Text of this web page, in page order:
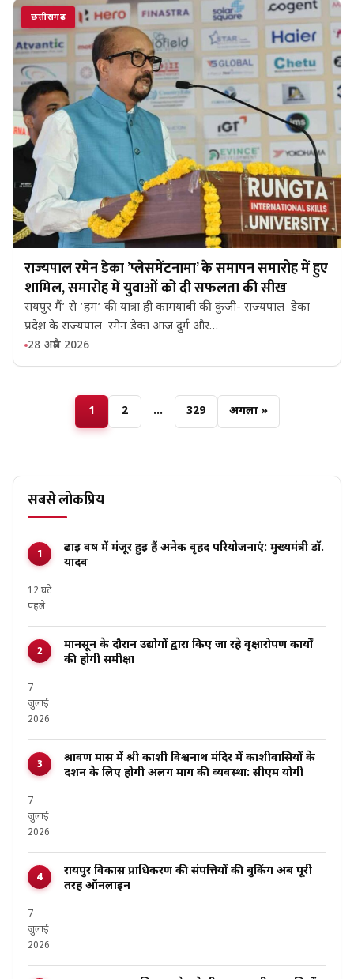
छत्तीसगढ़
राज्यपाल रमेन डेका ’प्लेसमेंटनामा’ के समापन समारोह में हुए
शामिल, समारोह में युवाओं को दी सफलता की सीख
रायपुर मैं’ से ’हम’ की यात्रा ही कामयाबी की कुंजी- राज्यपाल डेका
प्रदेश़ के राज्यपाल रमेन डेका आज दुर्ग और…
28 अप्रैल 2026
1 2 … 329 अगला »
सबसे लोकप्रिय
ढाई वर्ष में मंजूर हुई हैं अनेक वृहद परियोजनाएं: मुख्यमंत्री डॉ.
यादव
12 घंटे
पहले
मानसून के दौरान उद्योगों द्वारा किए जा रहे वृक्षारोपण कार्यों
की होगी समीक्षा
7
जुलाई
2026
श्रावण मास में श्री काशी विश्वनाथ मंदिर में काशीवासियों के
दर्शन के लिए होगी अलग मार्ग की व्यवस्था: सीएम योगी
7
जुलाई
2026
रायपुर विकास प्राधिकरण की संपत्तियों की बुकिंग अब पूरी
तरह ऑनलाइन
7
जुलाई
2026